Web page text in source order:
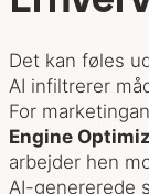
Det kan føles
AI infiltrerer
For
Engine
arbejder hen
AI-genererede